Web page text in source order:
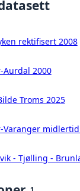
rektifisert 2008
Aurdal 2000
Troms 2025
Varanger
- Tjølling -